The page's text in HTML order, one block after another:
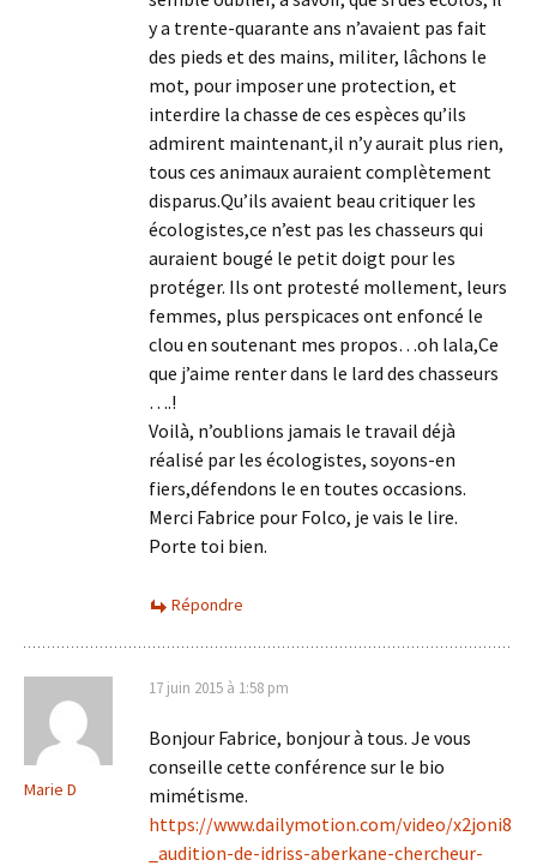
y a trente-quarante ans n’avaient pas fait
des pieds et des mains, militer, lâchons le
mot, pour imposer une protection, et
interdire la chasse de ces espèces qu’ils
admirent maintenant,il n’y aurait plus rien,
tous ces animaux auraient complètement
disparus.Qu’ils avaient beau critiquer les
écologistes,ce n’est pas les chasseurs qui
auraient bougé le petit doigt pour les
protéger. Ils ont protesté mollement, leurs
femmes, plus perspicaces ont enfoncé le
clou en soutenant mes propos…oh lala,Ce
que j’aime renter dans le lard des chasseurs
….!
Voilà, n’oublions jamais le travail déjà
réalisé par les écologistes, soyons-en
fiers,défendons le en toutes occasions.
Merci Fabrice pour Folco, je vais le lire.
Porte toi bien.
Répondre
Marie D
17 juin 2015 à 1:58 pm
Bonjour Fabrice, bonjour à tous. Je vous
conseille cette conférence sur le bio
mimétisme.
https://www.dailymotion.com/video/x2joni8
_audition-de-idriss-aberkane-chercheur-